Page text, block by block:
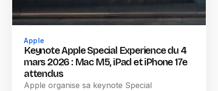
Apple
Keynote Apple Special Experience du 4
mars 2026 : Mac M5, iPad et iPhone 17e
attendus
Apple organise sa keynote Special